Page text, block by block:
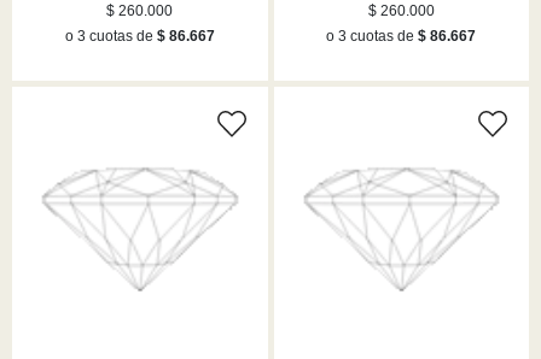
$ 260.000
o 3 cuotas de $ 86.667
$ 260.000
o 3 cuotas de$ 86.667